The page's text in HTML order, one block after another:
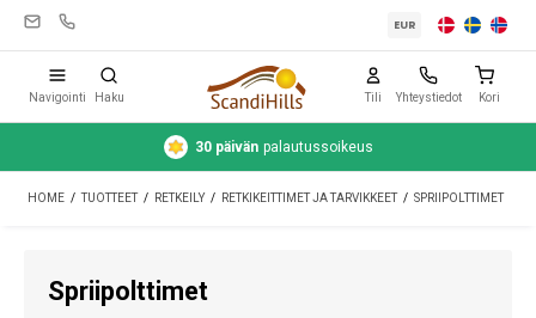
Teltat
Puhdistus ja hoito
EUR
Navigointi Haku Tili Yhteystiedot Kori
30 päivän palautussoikeus
HOME / TUOTTEET / RETKEILY / RETKIKEITTIMET JA TARVIKKEET / SPRIIPOLTTIMET
Spriipolttimet